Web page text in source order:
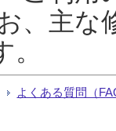
、主な
よくある質問（